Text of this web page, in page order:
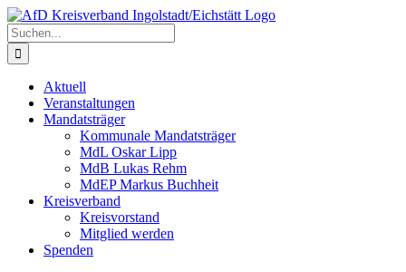
Zum
Inhalt
springen
Suche
nach:
Aktuell
Veranstaltungen
Mandatsträger
Kommunale Mandatsträger
MdL Oskar Lipp
MdB Lukas Rehm
MdEP Markus Buchheit
Kreisverband
Kreisvorstand
Mitglied werden
Spenden